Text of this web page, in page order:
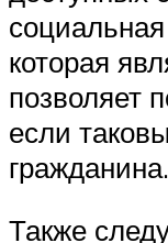
которая
позволяет
если
гражданина.
Также